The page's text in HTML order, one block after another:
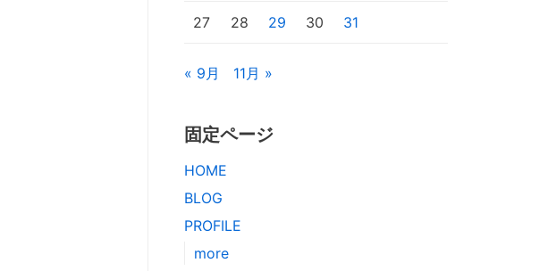
27 28 29 30 31
« 9月 11月 »
固定ページ
HOME
BLOG
PROFILE
more